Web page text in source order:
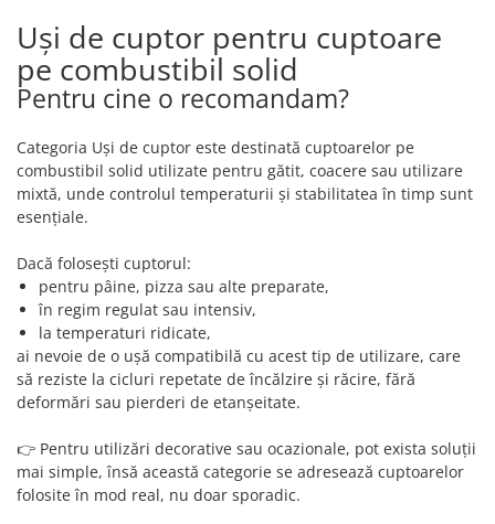
Uși de cuptor pentru cuptoare
pe combustibil solid
Pentru cine o recomandam?
Categoria Uși de cuptor este destinată cuptoarelor pe
combustibil solid utilizate pentru gătit, coacere sau utilizare
mixtă, unde controlul temperaturii și stabilitatea în timp sunt
esențiale.
Dacă folosești cuptorul:
pentru pâine, pizza sau alte preparate,
în regim regulat sau intensiv,
la temperaturi ridicate,
ai nevoie de o ușă compatibilă cu acest tip de utilizare, care
să reziste la cicluri repetate de încălzire și răcire, fără
deformări sau pierderi de etanșeitate.
👉 Pentru utilizări decorative sau ocazionale, pot exista soluții
mai simple, însă această categorie se adresează cuptoarelor
folosite în mod real, nu doar sporadic.